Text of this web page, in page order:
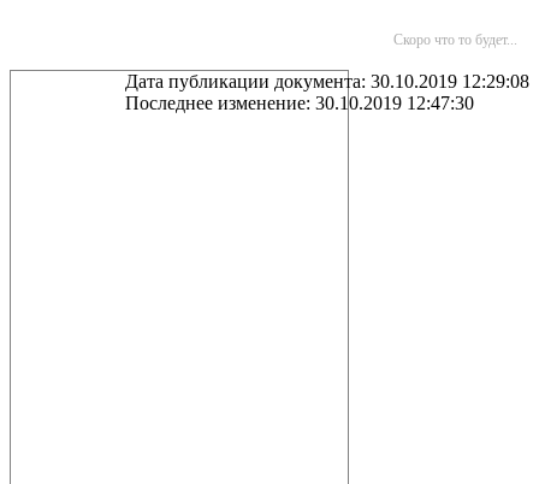
Скоро что то будет...
Дата публикации документа: 30.10.2019 12:29:08
Последнее изменение: 30.10.2019 12:47:30